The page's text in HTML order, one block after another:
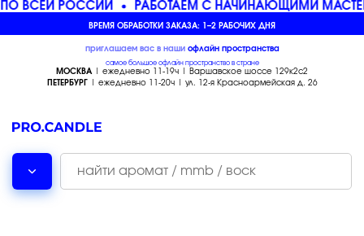
ВСЕЙ РОССИИ РАБОТАЕМ С НАЧИНАЮЩИМИ
ВРЕМЯ ОБРАБОТКИ ЗАКАЗА: 1–2 РАБОЧИХ ДНЯ
приглашаем вас в наши офлайн пространства
самое большое офлайн пространство в стране
МОСКВА| ежедневно 11-19ч | Варшавское шоссе 129к2с2
ПЕТЕРБУРГ| ежедневно 11-20ч | ул. 12-я Красноармейская д. 26